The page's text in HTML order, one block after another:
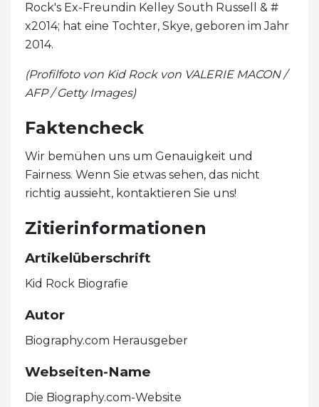
Rock's Ex-Freundin Kelley South Russell & #
x2014; hat eine Tochter, Skye, geboren im Jahr
2014.
(Profilfoto von Kid Rock von VALERIE MACON /
AFP / Getty Images)
Faktencheck
Wir bemühen uns um Genauigkeit und
Fairness. Wenn Sie etwas sehen, das nicht
richtig aussieht, kontaktieren Sie uns!
Zitierinformationen
Artikelüberschrift
Kid Rock Biografie
Autor
Biography.com Herausgeber
Webseiten-Name
Die Biography.com-Website